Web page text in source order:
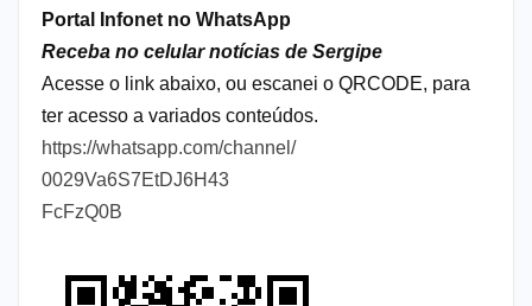
Portal Infonet no WhatsApp
Receba no celular notícias de Sergipe
Acesse o link abaixo, ou escanei o QRCODE, para
ter acesso a variados conteúdos.
https://whatsapp.com/channel/
0029Va6S7EtDJ6H43
FcFzQ0B